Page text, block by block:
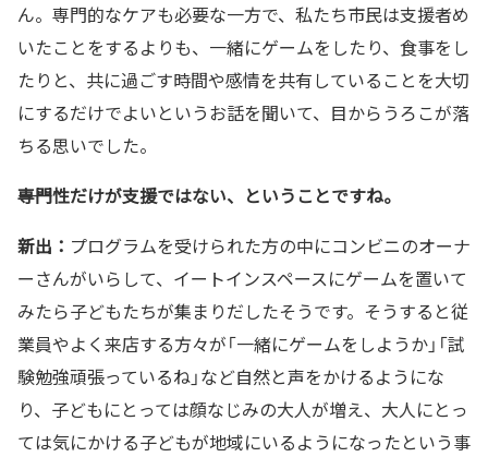
ん。専門的なケアも必要な一方で、私たち市民は支援者め
いたことをするよりも、一緒にゲームをしたり、食事をし
たりと、共に過ごす時間や感情を共有していることを大切
にするだけでよいというお話を聞いて、目からうろこが落
ちる思いでした。
――専門性だけが支援ではない、ということですね。
新出： プログラムを受けられた方の中にコンビニのオーナ
ーさんがいらして、イートインスペースにゲームを置いて
みたら子どもたちが集まりだしたそうです。そうすると従
業員やよく来店する方々が「一緒にゲームをしようか」「試
験勉強頑張っているね」など自然と声をかけるようにな
り、子どもにとっては顔なじみの大人が増え、大人にとっ
ては気にかける子どもが地域にいるようになったという事